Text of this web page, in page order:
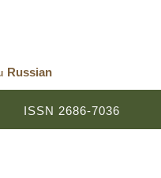
Russian
ISSN 2686-7036